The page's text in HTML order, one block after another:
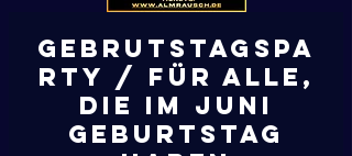
Gebrutstagspa
rty / Für alle,
die im Juni
Geburtstag